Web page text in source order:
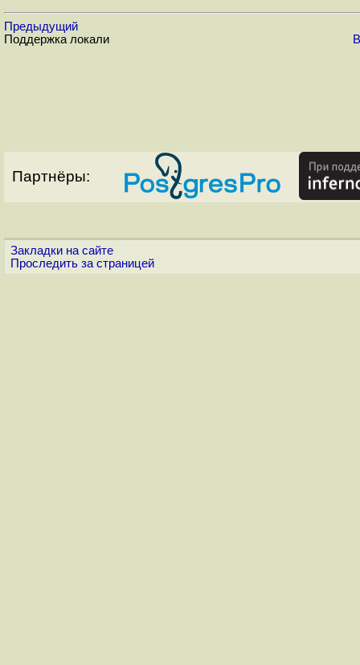
Предыдущий
Поддержка локали
Партнёры:
Закладки на сайте
Проследить за страницей